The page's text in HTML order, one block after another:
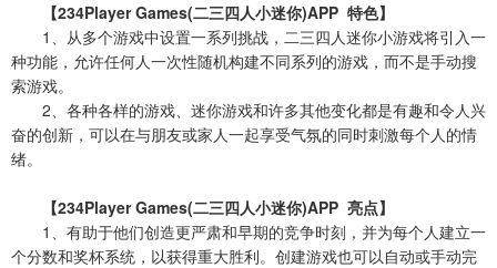
【234Player Games(二三四人小迷你)APP 特色】
1、从多个游戏中设置一系列挑战，二三四人迷你小游戏将引入一
种功能，允许任何人一次性随机构建不同系列的游戏，而不是手动搜
索游戏。
2、各种各样的游戏、迷你游戏和许多其他变化都是有趣和令人兴
奋的创新，可以在与朋友或家人一起享受气氛的同时刺激每个人的情
绪。
【234Player Games(二三四人小迷你)APP 亮点】
1、有助于他们创造更严肃和早期的竞争时刻，并为每个人建立一
个分数和奖杯系统，以获得重大胜利。创建游戏也可以自动或手动完